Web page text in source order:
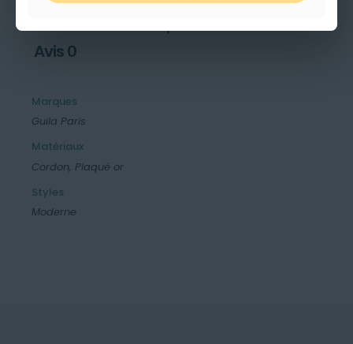
Avis0
Marques
Guila Paris
Matériaux
Cordon, Plaqué or
Styles
Moderne